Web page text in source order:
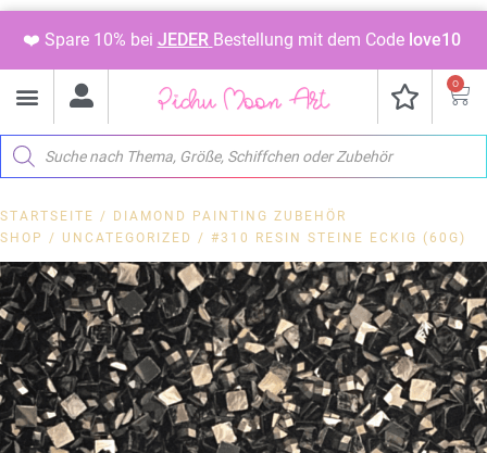
❤️ Spare 10% bei JEDER Bestellung mit dem Code love10
0
STARTSEITE /
DIAMOND PAINTING ZUBEHÖR
SHOP / UNCATEGORIZED / #310 RESIN STEINE ECKIG (60G)